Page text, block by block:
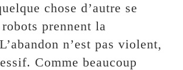
chose d’autre se
prennent la
n’est pas violent,
Comme beaucoup